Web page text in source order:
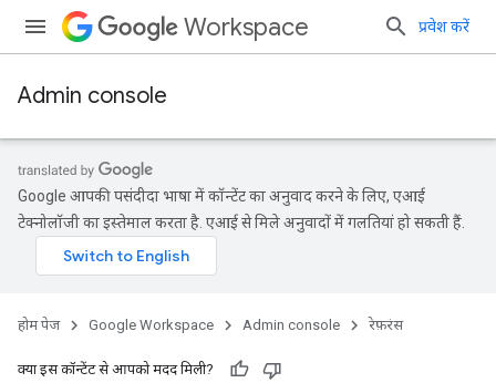
Workspace प्रवेश करें
Admin console
Google आपकी पसंदीदा भाषा में कॉन्टेंट का अनुवाद करने के लिए, एआई
टेक्नोलॉजी का इस्तेमाल करता है. एआई से मिले अनुवादों में गलतियां हो सकती हैं.
होम पेज Google Workspace Admin console रेफ़रंस
क्या इस कॉन्टेंट से आपको मदद मिली?